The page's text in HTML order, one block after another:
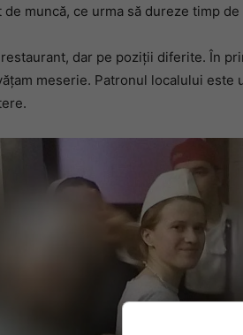
muncă, ce urma să dureze timp de
dar pe poziții diferite. În
meserie. Patronul localului este